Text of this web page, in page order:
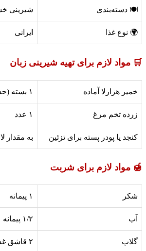
🍽️ دسته‌بندی شیرینی
🌍 نوع غذا ایرانی
🛒 مواد لازم برای تهیه شیرینی زبان
خمیر هزارلا آماده ۱ بسته (حدود ۵۰۰ گرم)
زرده تخم مرغ ۱ عدد
کنجد یا پودر پسته برای تزئین به مقدار
🍯 مواد لازم برای شربت
شکر ۱ پیمانه
آب ۱/۲ پیمانه
گلاب ۲ قاشق غذاخوری